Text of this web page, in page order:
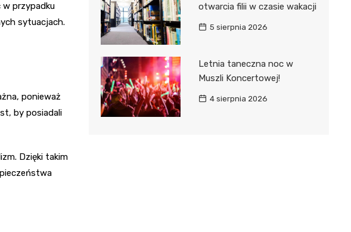
w przypadku
sytuacjach.
ponieważ
by posiadali
Dzięki takim
otwarcia filii w czasie wakacji
5 sierpnia 2026
Letnia taneczna noc w
Muszli Koncertowej!
4 sierpnia 2026